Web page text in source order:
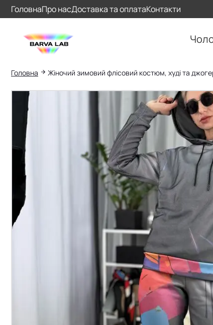
ГоловнаПро насДоставка та оплатаКонтакти
Пошук
Головна Жіночий зимовий флісовий костюм, худі та